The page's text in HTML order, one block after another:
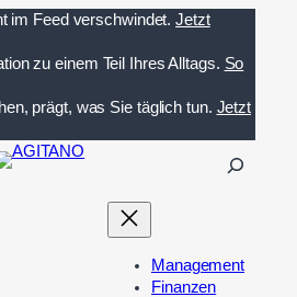
im Feed verschwindet. Jetzt
zu einem Teil Ihres Alltags. So
prägt, was Sie täglich tun. Jetzt
n
Management
Finanzen